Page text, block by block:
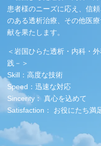
患者様のニーズに応え、信
のある透析治療、その他医
献を果たします。
＜岩国ひらた透析・内科・
践－＞
Skill：高度な技術
Speed：迅速な対応
Sincerity： 真心を込めて
Satisfaction： お役にたち満